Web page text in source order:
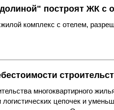
построят ЖК с
комплекс с отелем,
многоквартирного
цепочек и